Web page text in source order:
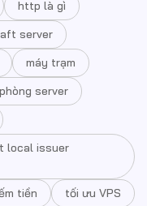
http là gì
server
máy trạm
phòng server
local issuer
tiền
tối ưu VPS